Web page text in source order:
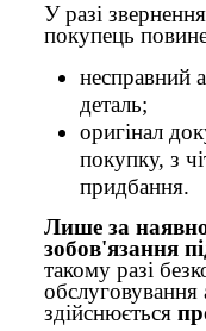
У разі
покупець
несправний
деталь;
оригінал
покупку, з
придбання.
Лише за
зобов'язання
такому разі
здійснюється